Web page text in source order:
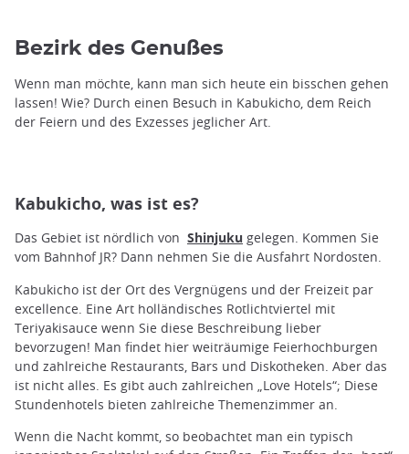
Bezirk des Genußes
Wenn man möchte, kann man sich heute ein bisschen gehen
lassen! Wie? Durch einen Besuch in Kabukicho, dem Reich
der Feiern und des Exzesses jeglicher Art.
Kabukicho, was ist es?
Das Gebiet ist nördlich von Shinjuku gelegen. Kommen Sie
vom Bahnhof JR? Dann nehmen Sie die Ausfahrt Nordosten.
Kabukicho ist der Ort des Vergnügens und der Freizeit par
excellence. Eine Art holländisches Rotlichtviertel mit
Teriyakisauce wenn Sie diese Beschreibung lieber
bevorzugen! Man findet hier weiträumige Feierhochburgen
und zahlreiche Restaurants, Bars und Diskotheken. Aber das
ist nicht alles. Es gibt auch zahlreichen „Love Hotels“; Diese
Stundenhotels bieten zahlreiche Themenzimmer an.
Wenn die Nacht kommt, so beobachtet man ein typisch